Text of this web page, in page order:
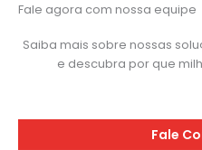
Fale agora com nossa equipe
Saiba mais sobre nossas
e descubra por que
Fale